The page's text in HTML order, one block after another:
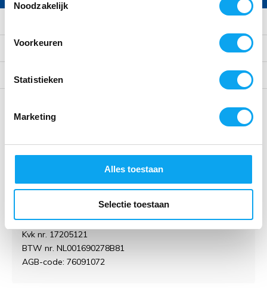
Noodzakelijk
Voorkeuren
Statistieken
Marketing
Alles toestaan
Selectie toestaan
Mijn account
Categorieën
Thuiszorgwinkelxl.nl
5612 CD Eindhoven
Open in Google Maps
Fysieke thuiszorgwinkel in Eindhoven
Kvk nr. 17205121
BTW nr. NL001690278B81
AGB-code: 76091072